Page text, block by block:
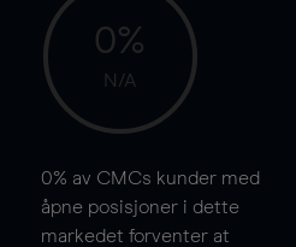
0%
N/A
0% av CMCs kunder med
åpne posisjoner i dette
markedet forventer at